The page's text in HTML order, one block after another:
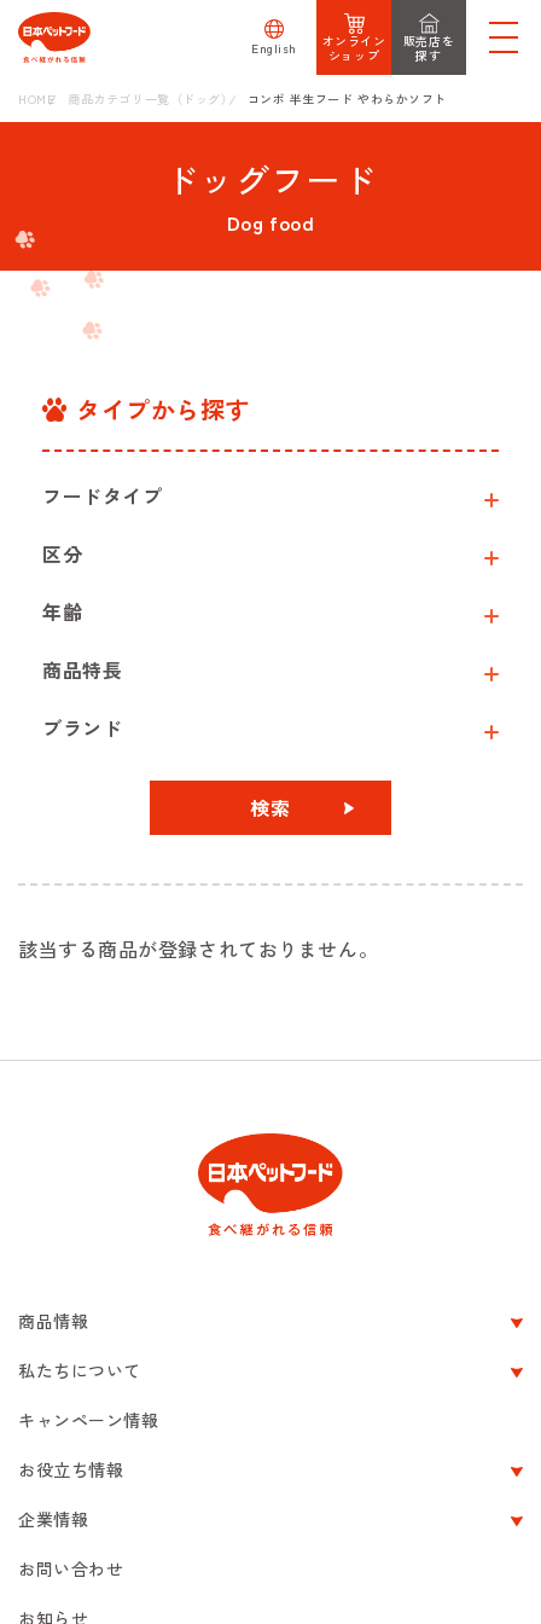
English
オンライン
ショップ
販売店を
探す
HOME 商品カテゴリ一覧（ドッグ） コンボ 半生フード やわらかソフト
ドッグフード
Dog food
タイプから探す
フードタイプ
区分
年齢
商品特長
ブランド
検索
該当する商品が登録されておりません。
商品情報
私たちについて
キャンペーン情報
お役立ち情報
企業情報
お問い合わせ
お知らせ